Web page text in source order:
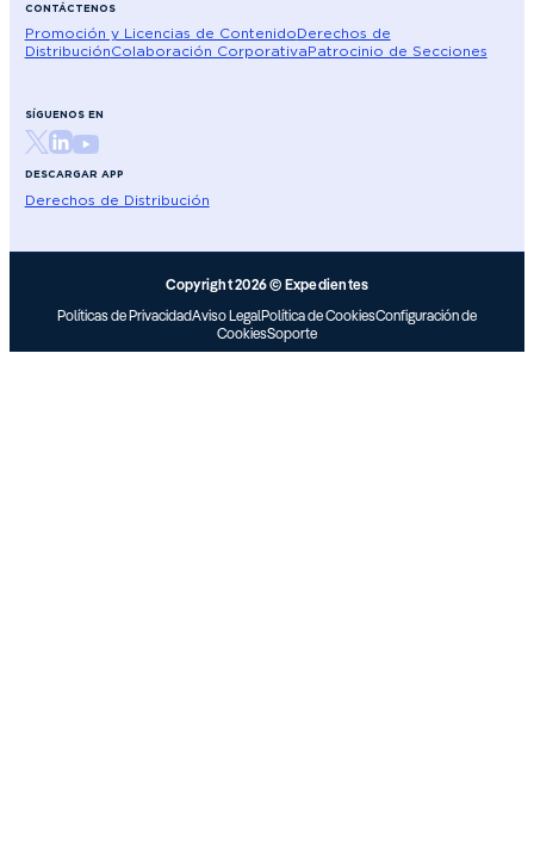
CONTÁCTENOS
Promoción y Licencias de ContenidoDerechos de
DistribuciónColaboración CorporativaPatrocinio de Secciones
SÍGUENOS EN
DESCARGAR APP
Derechos de Distribución
Copyright 2026 © Expedientes
Políticas de PrivacidadAviso LegalPolítica de CookiesConfiguración de
CookiesSoporte